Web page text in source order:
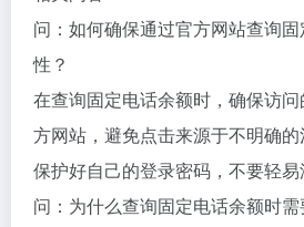
问：如何确保通过官方网站查询
性？
在查询固定电话余额时，确保访
方网站，避免点击来源于不明确的
保护好自己的登录密码，不要轻易
问：为什么查询固定电话余额时需